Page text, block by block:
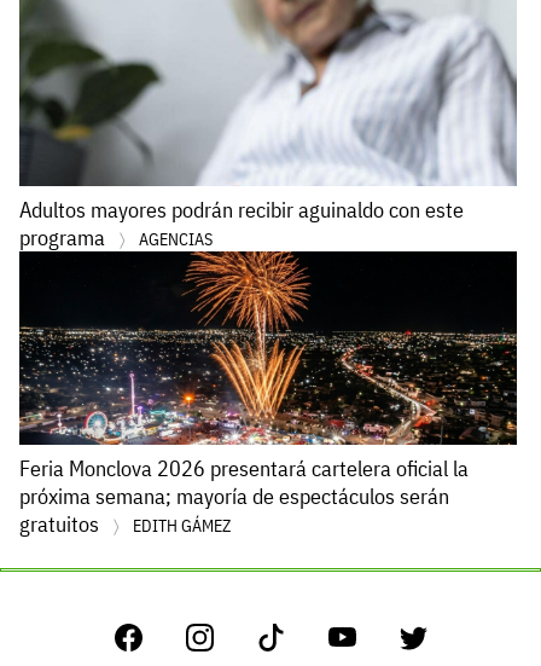
Adultos mayores podrán recibir aguinaldo con este
programa
AGENCIAS
Feria Monclova 2026 presentará cartelera oficial la
próxima semana; mayoría de espectáculos serán
gratuitos
EDITH GÁMEZ